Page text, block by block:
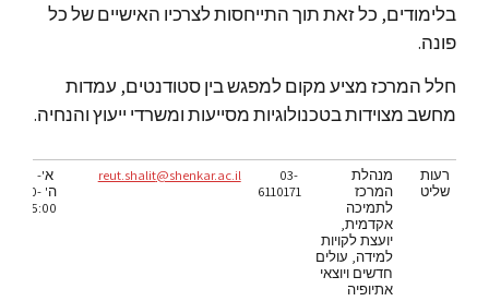
בלימודים, כל זאת תוך התייחסות לצרכיו האישיים של כל
פונה.
חלל המרכז מציע מקום למפגש בין סטודנטים, עמדות
מחשב מצוידות בטכנולוגיות מסייעות ומשרדי ייעוץ והנחיה.
רעות
שליט
מנהלת
המרכז
לתמיכה
אקדמית,
יועצת לקויות
למידה, עולים
חדשים ויוצאי
אתיופיה
03-
6110171
reut.shalit@shenkar.ac.il
א'-
ה' 9:00-
15:00